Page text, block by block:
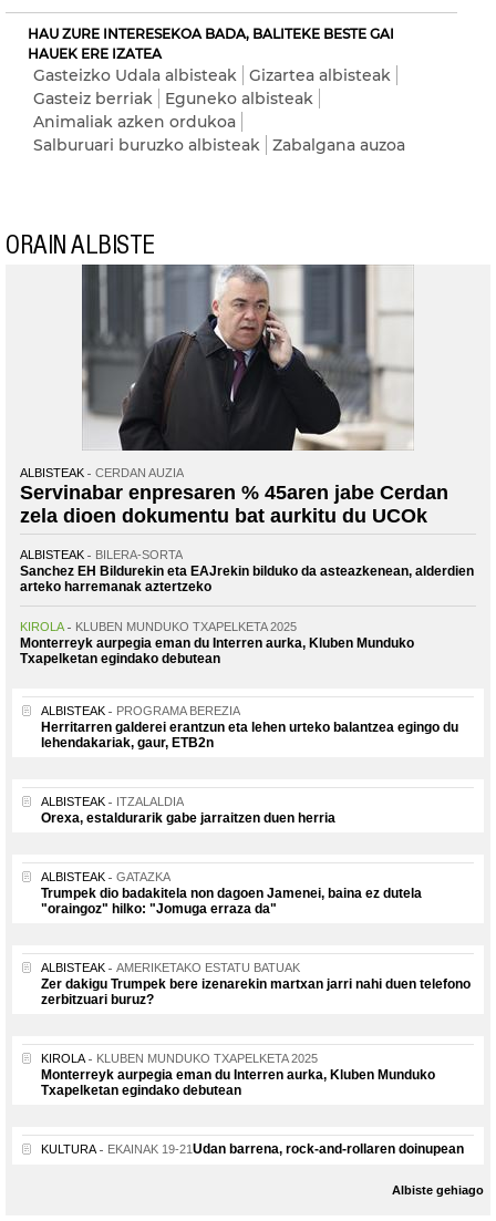
HAU ZURE INTERESEKOA BADA, BALITEKE BESTE GAI
HAUEK ERE IZATEA
Gasteizko Udala albisteak
Gizartea albisteak
Gasteiz berriak
Eguneko albisteak
Animaliak azken ordukoa
Salburuari buruzko albisteak
Zabalgana auzoa
ORAIN ALBISTE
ALBISTEAK CERDAN AUZIA
Servinabar enpresaren % 45aren jabe Cerdan
zela dioen dokumentu bat aurkitu du UCOk
ALBISTEAK BILERA-SORTA
Sanchez EH Bildurekin eta EAJrekin bilduko da asteazkenean, alderdien
arteko harremanak aztertzeko
KIROLA KLUBEN MUNDUKO TXAPELKETA 2025
Monterreyk aurpegia eman du Interren aurka, Kluben Munduko
Txapelketan egindako debutean
ALBISTEAK PROGRAMA BEREZIA
Herritarren galderei erantzun eta lehen urteko balantzea egingo du
lehendakariak, gaur, ETB2n
ALBISTEAK ITZALALDIA
Orexa, estaldurarik gabe jarraitzen duen herria
ALBISTEAK GATAZKA
Trumpek dio badakitela non dagoen Jamenei, baina ez dutela
"oraingoz" hilko: "Jomuga erraza da"
ALBISTEAK AMERIKETAKO ESTATU BATUAK
Zer dakigu Trumpek bere izenarekin martxan jarri nahi duen telefono
zerbitzuari buruz?
KIROLA KLUBEN MUNDUKO TXAPELKETA 2025
Monterreyk aurpegia eman du Interren aurka, Kluben Munduko
Txapelketan egindako debutean
KULTURA EKAINAK 19-21Udan barrena, rock-and-rollaren doinupean
Albiste gehiago